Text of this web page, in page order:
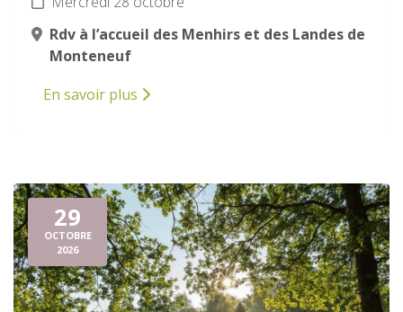
Rdv à l’accueil des Menhirs et des Landes de
Monteneuf
En savoir plus
29
OCTOBRE
2026